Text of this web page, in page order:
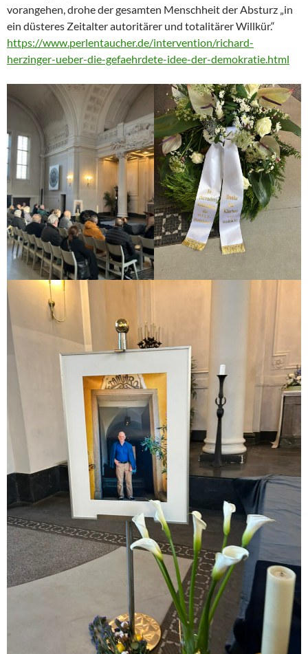
vorangehen, drohe der gesamten Menschheit der Absturz „in
ein düsteres Zeitalter autoritärer und totalitärer Willkür.“
https://www.perlentaucher.de/intervention/richard-
herzinger-ueber-die-gefaehrdete-idee-der-demokratie.html